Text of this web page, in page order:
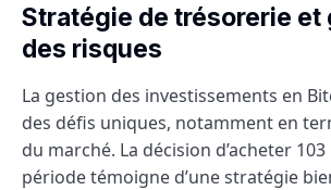
Stratégie de trésorerie et
des risques
La gestion des investissements en
des défis uniques, notamment en
du marché. La décision d’acheter 103
période témoigne d’une stratégie